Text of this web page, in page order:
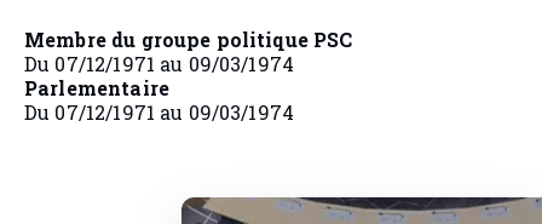
Membre du groupe politique PSC
Du 07/12/1971 au 09/03/1974
Parlementaire
Du 07/12/1971 au 09/03/1974